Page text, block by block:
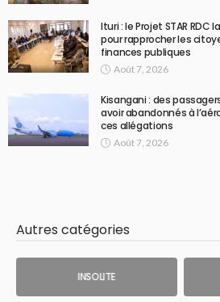
Ituri : le Projet STAR
pour rapprocher les
finances publiques
Août 7, 2026
Kisangani : des
avoir abandonnés à
ces allégations
Août 7, 2026
Autres catégories
INSOLITE